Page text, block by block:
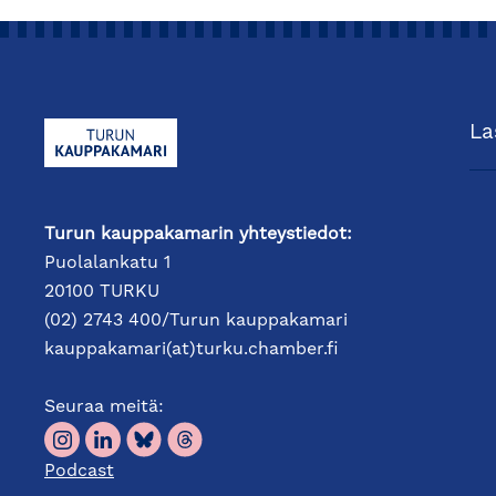
Turun kauppakamarin yhteystiedot:
Puolalankatu 1
20100 TURKU
(02) 2743 400/Turun kauppakamari
kauppakamari(at)turku.chamber.fi
Seuraa meitä:
Podcast